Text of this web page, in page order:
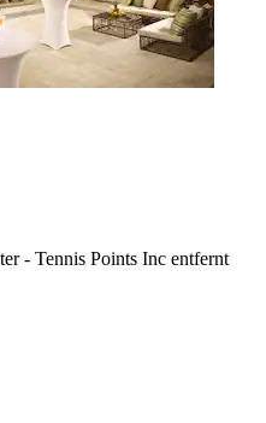
- Tennis Points Inc entfernt